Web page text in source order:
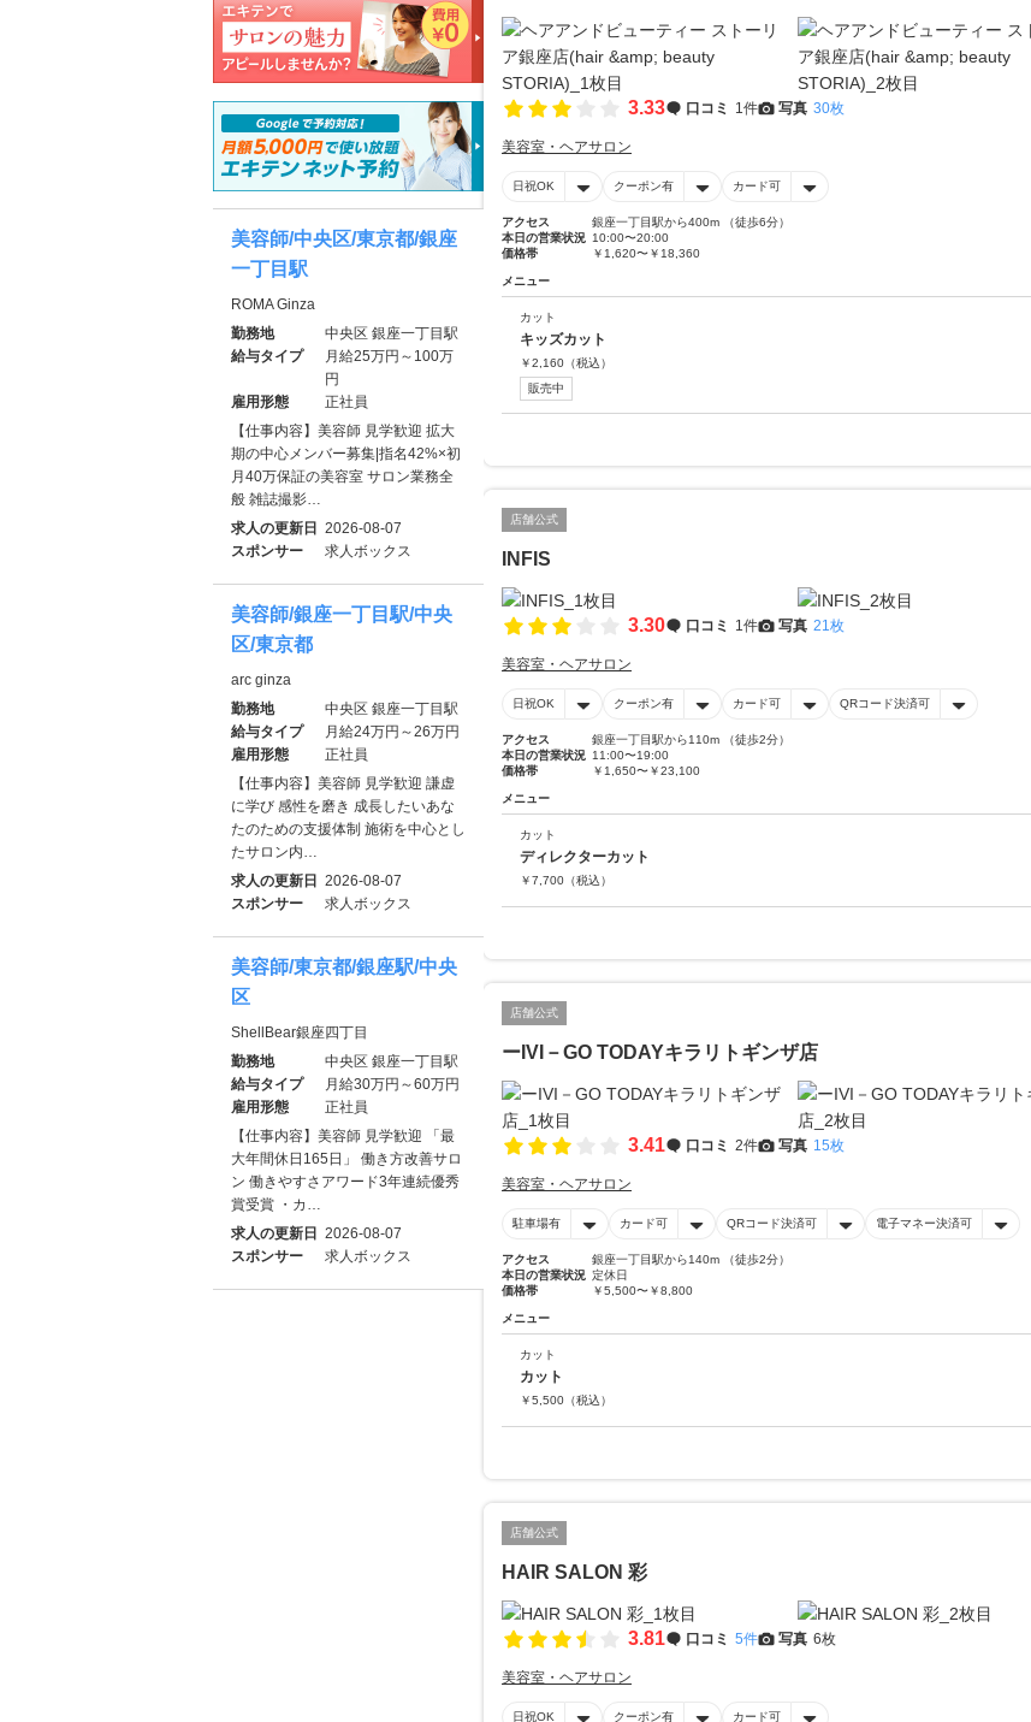
3.33 口コミ 1件 写真 30枚
美容室・ヘアサロン
日祝OK クーポン有 カード可
アクセス
銀座一丁目駅から400m （徒歩6分）
本日の営業状況 10:00〜20:00
価格帯
￥1,620〜￥18,360
メニュー
カット
キッズカット
￥2,160 （税込）
販売中
店舗公式
INFIS
3.30 口コミ 1件 写真 21枚
美容室・ヘアサロン
日祝OK クーポン有 カード可 QRコード決済可
アクセス
銀座一丁目駅から110m （徒歩2分）
本日の営業状況 11:00〜19:00
価格帯
￥1,650〜￥23,100
メニュー
カット
ディレクターカット
￥7,700 （税込）
店舗公式
ーIVI－GO TODAYキラリトギンザ店
3.41 口コミ 2件 写真 15枚
美容室・ヘアサロン
駐車場有 カード可 QRコード決済可 電子マネー決済可
アクセス
銀座一丁目駅から140m （徒歩2分）
本日の営業状況 定休日
価格帯
￥5,500〜￥8,800
メニュー
カット
カット
￥5,500 （税込）
店舗公式
HAIR SALON 彩
3.81 口コミ 5件 写真 6枚
美容室・ヘアサロン
日祝OK クーポン有 カード可
美容師/中央区/東京都/銀座
一丁目駅
ROMA Ginza
勤務地
中央区 銀座一丁目駅
給与タイプ
月給25万円～100万
円
雇用形態
正社員
【仕事内容】美容師 見学歓迎 拡大
期の中心メンバー募集|指名42%×初
月40万保証の美容室 サロン業務全
般 雑誌撮影…
求人の更新日 2026-08-07
スポンサー
求人ボックス
美容師/銀座一丁目駅/中央
区/東京都
arc ginza
勤務地
中央区 銀座一丁目駅
給与タイプ
月給24万円～26万円
雇用形態
正社員
【仕事内容】美容師 見学歓迎 謙虚
に学び 感性を磨き 成長したいあな
たのための支援体制 施術を中心とし
たサロン内…
求人の更新日 2026-08-07
スポンサー
求人ボックス
美容師/東京都/銀座駅/中央
区
ShellBear銀座四丁目
勤務地
中央区 銀座一丁目駅
給与タイプ
月給30万円～60万円
雇用形態
正社員
【仕事内容】美容師 見学歓迎 「最
大年間休日165日」 働き方改善サロ
ン 働きやすさアワード3年連続優秀
賞受賞 ・カ…
求人の更新日 2026-08-07
スポンサー
求人ボックス